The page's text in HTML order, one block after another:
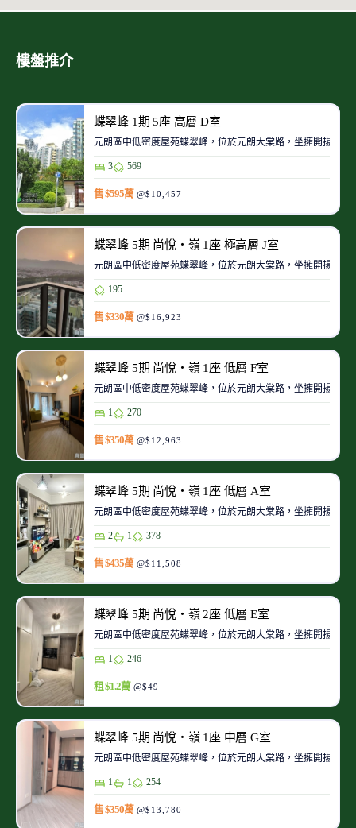
樓盤推介
蝶翠峰 1期 5座 高層 D室
元朗區中低密度屋苑蝶翠峰，位於元朗大棠路，坐擁開揚翠
3 569
售 $595萬 @$10,457
蝶翠峰 5期 尚悅‧嶺 1座 極高層 J室
元朗區中低密度屋苑蝶翠峰，位於元朗大棠路，坐擁開揚翠
195
售 $330萬 @$16,923
蝶翠峰 5期 尚悅‧嶺 1座 低層 F室
元朗區中低密度屋苑蝶翠峰，位於元朗大棠路，坐擁開揚翠
1 270
售 $350萬 @$12,963
蝶翠峰 5期 尚悅‧嶺 1座 低層 A室
元朗區中低密度屋苑蝶翠峰，位於元朗大棠路，坐擁開揚翠
2 1 378
售 $435萬 @$11,508
蝶翠峰 5期 尚悅‧嶺 2座 低層 E室
元朗區中低密度屋苑蝶翠峰，位於元朗大棠路，坐擁開揚翠
1 246
租 $1.2萬 @$49
蝶翠峰 5期 尚悅‧嶺 1座 中層 G室
元朗區中低密度屋苑蝶翠峰，位於元朗大棠路，坐擁開揚翠
1 1 254
售 $350萬 @$13,780